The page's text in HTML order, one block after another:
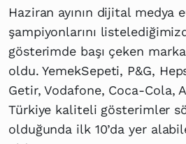
Haziran ayının dijital medya
şampiyonlarını
gösterimde başı çeken
oldu. YemekSepeti, P&G,
Getir, Vodafone, Coca-Cola,
Türkiye kaliteli gösterimler
olduğunda ilk 10’da yer